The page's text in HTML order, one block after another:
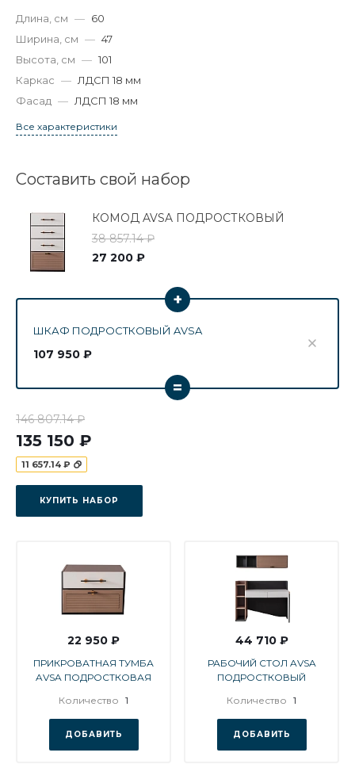
Длина, см — 60
Ширина, см — 47
Высота, см — 101
Каркас — ЛДСП 18 мм
Фасад — ЛДСП 18 мм
Все характеристики
Составить свой набор
КОМОД AVSA ПОДРОСТКОВЫЙ
38 857.14 ₽
27 200 ₽
ШКАФ ПОДРОСТКОВЫЙ AVSA
107 950 ₽
+
=
146 807.14 ₽
135 150 ₽
11 657.14 ₽
КУПИТЬ НАБОР
22 950 ₽
ПРИКРОВАТНАЯ ТУМБА
AVSA ПОДРОСТКОВАЯ
Количество 1
ДОБАВИТЬ
44 710 ₽
РАБОЧИЙ СТОЛ AVSA
ПОДРОСТКОВЫЙ
Количество 1
ДОБАВИТЬ